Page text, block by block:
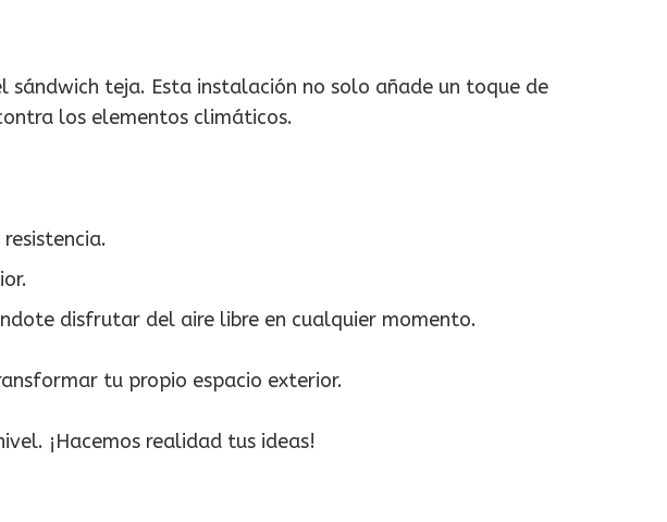
teja. Esta instalación no solo añade un toque de
los elementos climáticos.
disfrutar del aire libre en cualquier momento.
tu propio espacio exterior.
¡Hacemos realidad tus ideas!